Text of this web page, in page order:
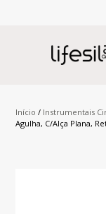
Início / Instrumentais
Agulha, C/Alça Plana,